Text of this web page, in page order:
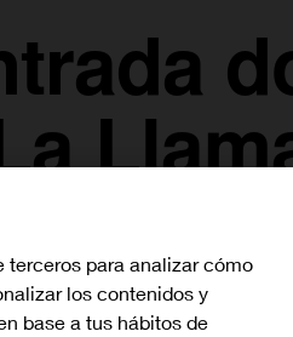
terceros para analizar cómo
los contenidos y
base a tus hábitos de